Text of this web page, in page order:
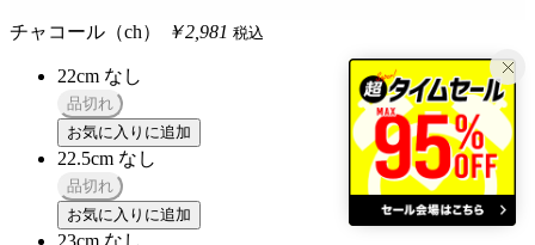
チャコール（ch） ￥2,981 税込
22cm なし
品切れ
お気に入りに追加
22.5cm なし
品切れ
お気に入りに追加
23cm なし